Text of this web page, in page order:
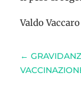
Valdo Vaccaro
←